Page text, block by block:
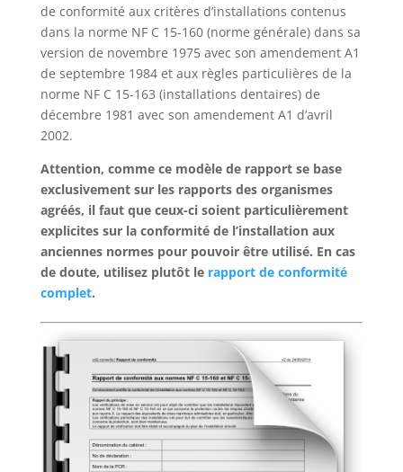
de conformité aux critères d’installations contenus
dans la norme NF C 15-160 (norme générale) dans sa
version de novembre 1975 avec son amendement A1
de septembre 1984 et aux règles particulières de la
norme NF C 15-163 (installations dentaires) de
décembre 1981 avec son amendement A1 d’avril
2002.
Attention, comme ce modèle de rapport se base
exclusivement sur les rapports des organismes
agréés, il faut que ceux-ci soient particulièrement
explicites sur la conformité de l’installation aux
anciennes normes pour pouvoir être utilisé. En cas
de doute, utilisez plutôt le rapport de conformité
complet.